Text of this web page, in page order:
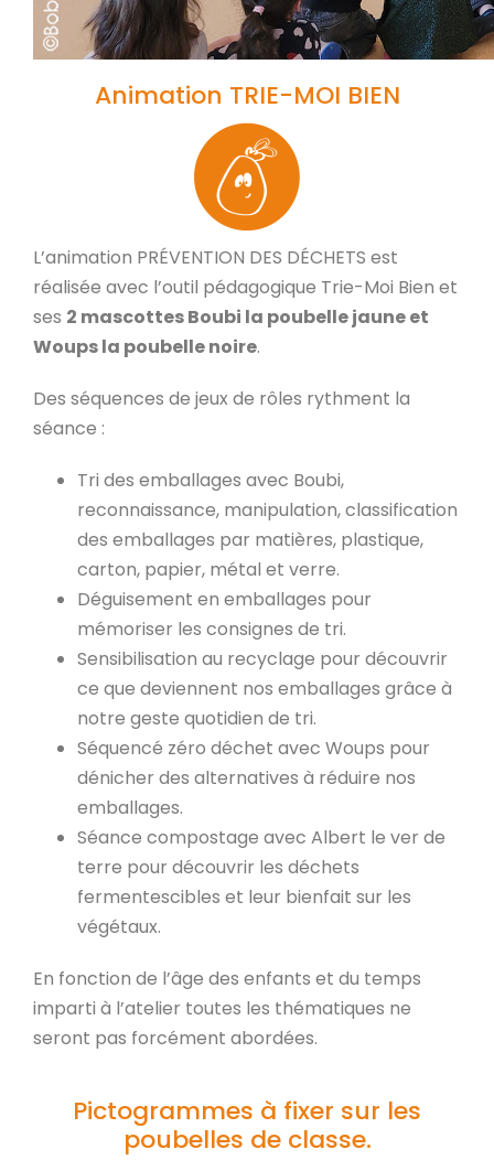
Animation TRIE-MOI BIEN​
L’animation PRÉVENTION DES DÉCHETS est
réalisée avec l’outil pédagogique Trie-Moi Bien et
ses 2 mascottes Boubi la poubelle jaune et
Woups la poubelle noire.
Des séquences de jeux de rôles rythment la
séance :
Tri des emballages avec Boubi,
reconnaissance, manipulation, classification
des emballages par matières, plastique,
carton, papier, métal et verre.
Déguisement en emballages pour
mémoriser les consignes de tri.
Sensibilisation au recyclage pour découvrir
ce que deviennent nos emballages grâce à
notre geste quotidien de tri.
Séquencé zéro déchet avec Woups pour
dénicher des alternatives à réduire nos
emballages.
Séance compostage avec Albert le ver de
terre pour découvrir les déchets
fermentescibles et leur bienfait sur les
végétaux.
En fonction de l’âge des enfants et du temps
imparti à l’atelier toutes les thématiques ne
seront pas forcément abordées.
Pictogrammes à fixer sur les
poubelles de classe.